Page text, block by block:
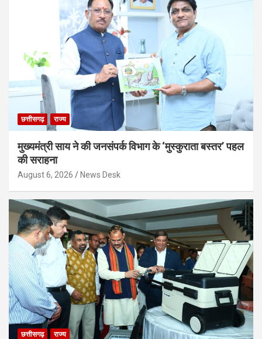
छत्तीसगढ़ राज्य
मुख्यमंत्री साय ने की जनसंपर्क विभाग के ‘मुस्कुराता बस्तर’ पहल
की सराहना
August 6, 2026 News Desk
छत्तीसगढ़ राज्य